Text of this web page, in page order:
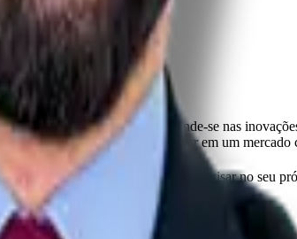
especializar na área. Aprofunde-se nas
avançar na carreira e se destacar em um
ilimitados para você estudar e revisar no seu